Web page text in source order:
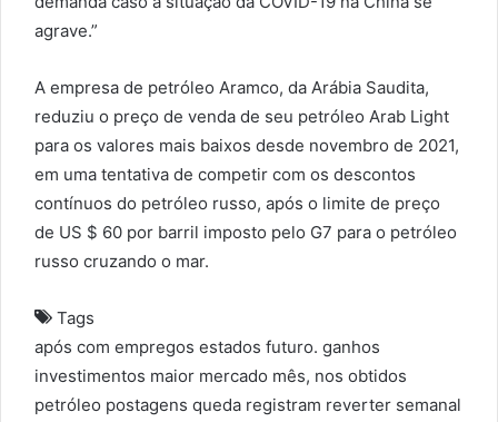
agrave.”
A empresa de petróleo Aramco, da Arábia Saudita,
reduziu o preço de venda de seu petróleo Arab Light
para os valores mais baixos desde novembro de 2021,
em uma tentativa de competir com os descontos
contínuos do petróleo russo, após o limite de preço
de US $ 60 por barril imposto pelo G7 para o petróleo
russo cruzando o mar.
Tags
após com empregos estados futuro. ganhos
investimentos maior mercado mês, nos obtidos
petróleo postagens queda registram reverter semanal